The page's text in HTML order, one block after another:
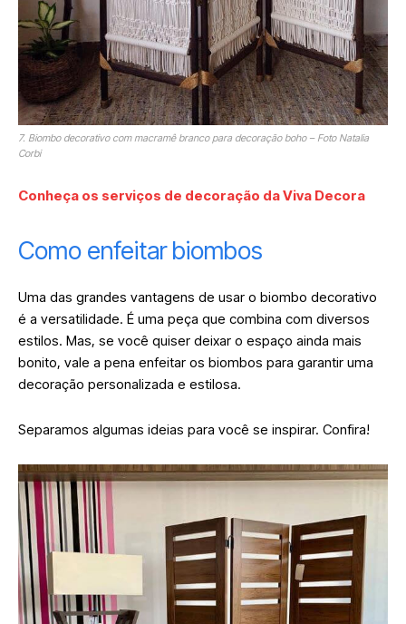
7. Biombo decorativo com macramê branco para decoração boho – Foto Natalia
Corbi
Conheça os serviços de decoração da Viva Decora
Como enfeitar biombos
Uma das grandes vantagens de usar o biombo decorativo
é a versatilidade. É uma peça que combina com diversos
estilos. Mas, se você quiser deixar o espaço ainda mais
bonito, vale a pena enfeitar os biombos para garantir uma
decoração personalizada e estilosa.
Separamos algumas ideias para você se inspirar. Confira!